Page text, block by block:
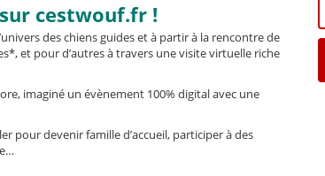
cestwouf.fr !
des chiens guides et à partir à la rencontre de
et pour d’autres à travers une visite virtuelle riche
imaginé un évènement 100% digital avec une
pour devenir famille d’accueil, participer à des